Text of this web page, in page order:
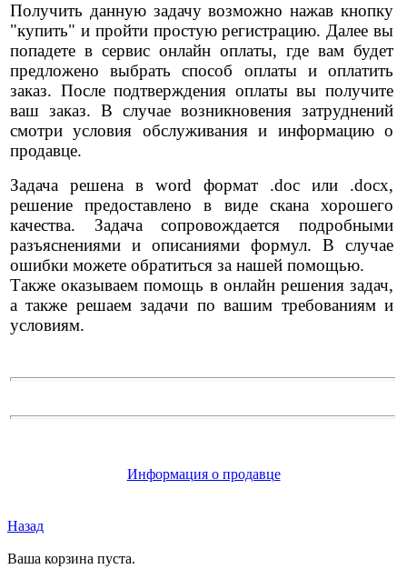
Получить данную задачу возможно нажав кнопку
"купить" и пройти простую регистрацию. Далее вы
попадете в сервис онлайн оплаты, где вам будет
предложено выбрать способ оплаты и оплатить
заказ. После подтверждения оплаты вы получите
ваш заказ. В случае возникновения затруднений
смотри условия обслуживания и информацию о
продавце.
Задача решена в word формат .doc или .docx,
решение предоставлено в виде скана хорошего
качества. Задача сопровождается подробными
разъяснениями и описаниями формул. В случае
ошибки можете обратиться за нашей помощью.
Также оказываем помощь в онлайн решения задач,
а также решаем задачи по вашим требованиям и
условиям.
Информация о продавце
Назад
Ваша корзина пуста.